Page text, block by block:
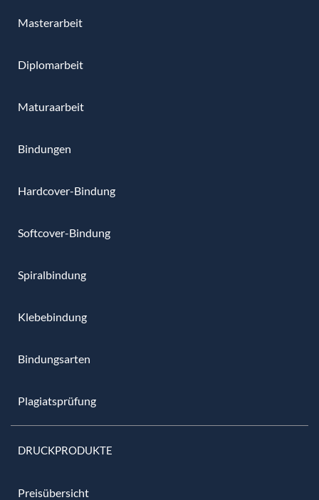
Masterarbeit
Diplomarbeit
Maturaarbeit
Bindungen
Hardcover-Bindung
Softcover-Bindung
Spiralbindung
Klebebindung
Bindungsarten
Plagiatsprüfung
DRUCKPRODUKTE
Preisübersicht